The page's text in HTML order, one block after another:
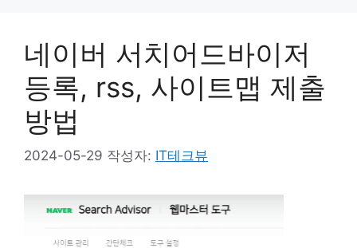
네이버 서치어드바이저
등록, rss, 사이트맵 제출
방법
2024-05-29 작성자: IT테크뷰